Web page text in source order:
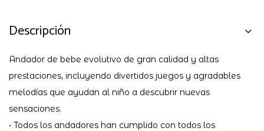
Descripción
Andador de bebe evolutivo de gran calidad y altas
prestaciones, incluyendo divertidos juegos y agradables
melodías que ayudan al niño a descubrir nuevas
sensaciones.
• Todos los andadores han cumplido con todos los